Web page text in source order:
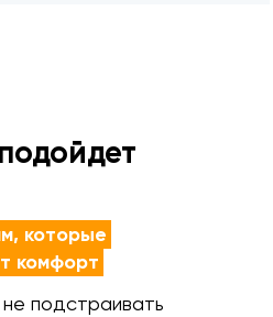
которые
комфорт
подстраивать